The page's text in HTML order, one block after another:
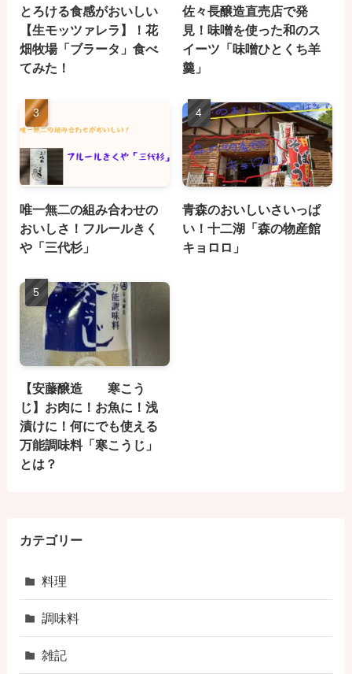
とろける食感がおいしい
【生モッツァレラ】！花
畑牧場「ブラータ」食べ
てみた！
佐々長醸造直売店で発
見！味噌を使った和のス
イーツ「味噌ひとくち羊
羹」
唯一無二の組み合わせの
おいしさ！フルールきく
や「三代杉」
青森のおいしいさいっぱ
い！十二湖「森の物産館
キョロロ」
【安藤醸造 寒こう
じ】お肉に！お魚に！浅
漬けに！何にでも使える
万能調味料「寒こうじ」
とは？
カテゴリー
料理
調味料
雑記